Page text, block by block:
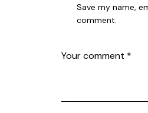
Save my name,
comment.